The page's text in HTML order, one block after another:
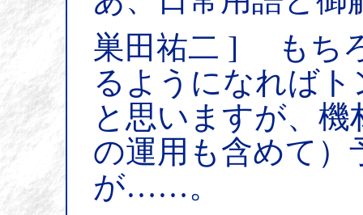
巣田祐二 ] もち
るようになれば
と思いますが、
の運用も含めて
が……。